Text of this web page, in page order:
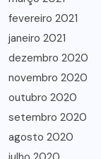
fevereiro 2021
janeiro 2021
dezembro 2020
novembro 2020
outubro 2020
setembro 2020
agosto 2020